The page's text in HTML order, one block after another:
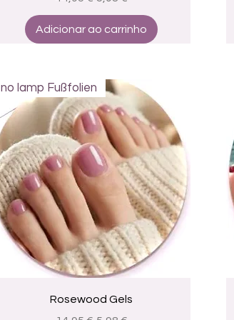
Adicionar ao carrinho
Visualização rápida
no lamp Fußfolien
Rosewood Gels